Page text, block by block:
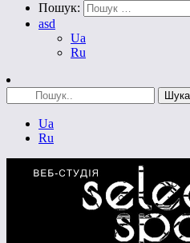
Пошук:
asd
Ua
Ru
Ua
Ru